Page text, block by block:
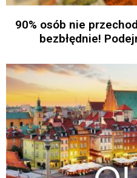
90% osób nie
bezbłędnie!